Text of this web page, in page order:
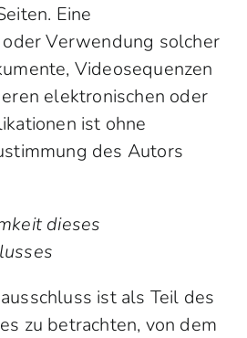
Eine
Verwendung solcher
Videosequenzen
elektronischen oder
ist ohne
des Autors
dieses
ist als Teil des
zu betrachten, von dem